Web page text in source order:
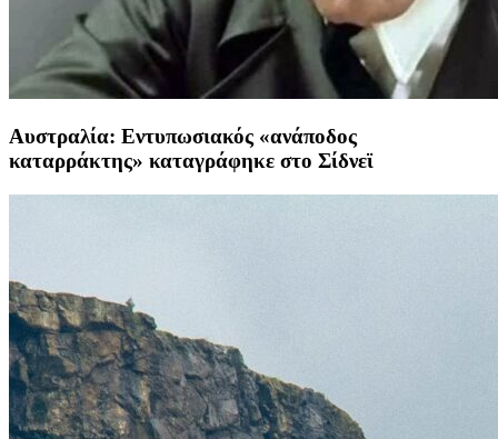
Αυστραλία: Εντυπωσιακός «ανάποδος
καταρράκτης» καταγράφηκε στο Σίδνεϊ